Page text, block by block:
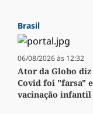
Brasil
06/08/2026 às 12:32
Ator da Globo diz
Covid foi "farsa"
vacinação infantil